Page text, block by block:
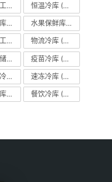
大型冷库工程 恒温冷库(57)
气调保鲜库
(101) 水果保鲜库
(293)
湖北冷库工程 物流冷库(29)
畜禽保鲜储藏库 (26)疫苗冷库(22)
蔬菜保鲜冷库 (197)速冻冷库(35)
食用菌冷库
(29) 餐饮冷库(28)